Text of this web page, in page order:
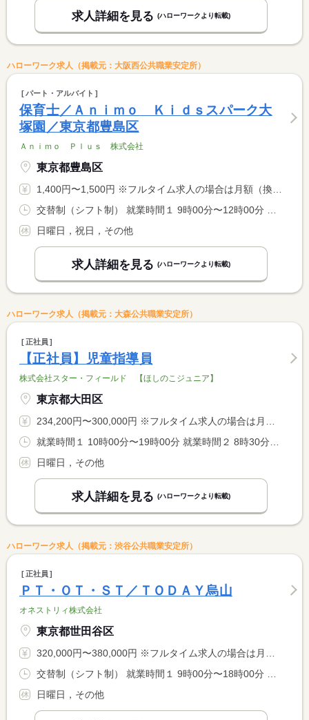
求人詳細を見る (ハローワークより転載)
ハローワーク求人（掲載元：大阪西公共職業安定所）
パート・アルバイト
保育士／Ａｎｉｍｏ Ｋｉｄｓスパーク大
塚園／東京都豊島区
Ａｎｉｍｏ Ｐｌｕｓ 株式会社
東京都豊島区
1,400円〜1,500円 ※フルタイム求人の場合は月額（換算額）、パート求人の場合は時間額を表示しています。
日曜日，祝日，その他
求人詳細を見る (ハローワークより転載)
ハローワーク求人（掲載元：大森公共職業安定所）
正社員
【正社員】児童指導員
株式会社スター・フィールド 【ほしのこジュニア】
東京都大田区
234,200円〜300,000円 ※フルタイム求人の場合は月額（換算額）、パート求人の場合は時間額を表示しています。
日曜日，その他
求人詳細を見る (ハローワークより転載)
ハローワーク求人（掲載元：渋谷公共職業安定所）
正社員
ＰＴ・ＯＴ・ＳＴ／ＴＯＤＡＹ烏山
オネストリィ株式会社
東京都世田谷区
320,000円〜380,000円 ※フルタイム求人の場合は月額（換算額）、パート求人の場合は時間額を表示しています。
日曜日，その他